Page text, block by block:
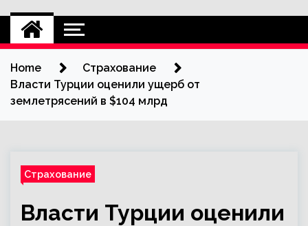
Home
Страхование
Власти Турции оценили ущерб от
землетрясений в $104 млрд
Страхование
Власти Турции оценили